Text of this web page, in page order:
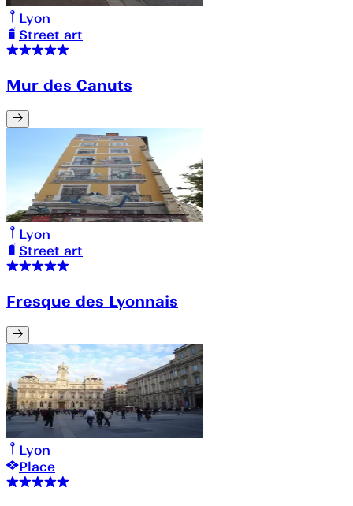
Lyon
Street art
Mur des Canuts
Lyon
Street art
Fresque des Lyonnais
Lyon
Place